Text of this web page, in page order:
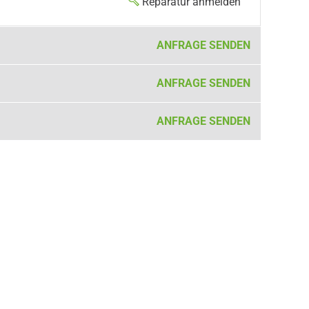
ANFRAGE SENDEN
ANFRAGE SENDEN
ANFRAGE SENDEN